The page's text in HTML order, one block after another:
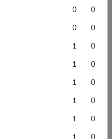
0
0
0
0
1
0
1
0
1
0
1
0
1
0
1 0